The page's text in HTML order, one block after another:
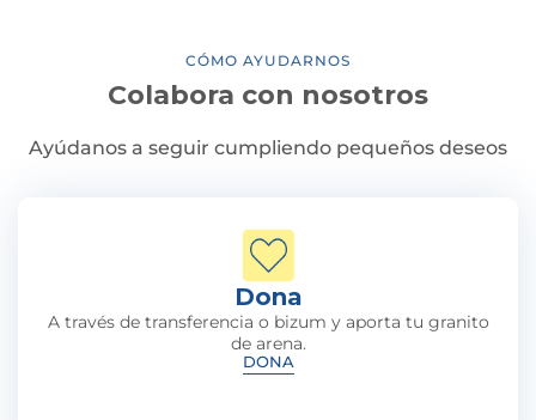
CÓMO AYUDARNOS
Colabora con nosotros
Ayúdanos a seguir cumpliendo pequeños deseos
Dona
A través de transferencia o bizum y aporta tu granito
de arena.
DONA